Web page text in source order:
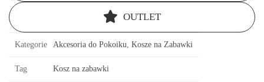
OUTLET
Kategorie Akcesoria do Pokoiku, Kosze na Zabawki
Tag Kosz na zabawki